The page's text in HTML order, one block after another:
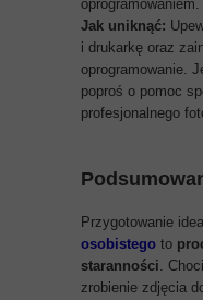
oprogramowaniem.
Jak uniknąć:
i drukarkę oraz
oprogramowanie.
poproś o pomoc
profesjonalnego
Przygotowanie
osobistego to
staranności.
zrobienie zdjęcia